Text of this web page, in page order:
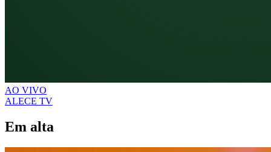
AO VIVO
ALECE TV
Em alta